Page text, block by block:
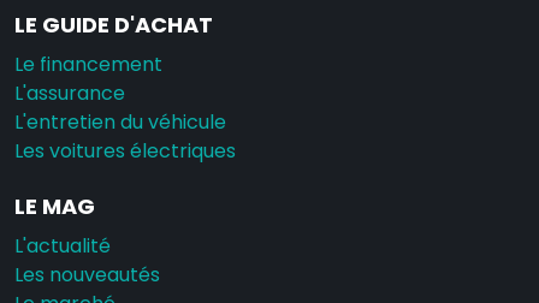
LE GUIDE D'ACHAT
Le financement
L'assurance
L'entretien du véhicule
Les voitures électriques
LE MAG
L'actualité
Les nouveautés